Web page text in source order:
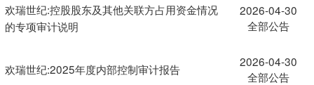
欢瑞世纪:控股股东及其他关联方占用资金情况
的专项审计说明
2026-04-30
全部公告
欢瑞世纪:2025年度内部控制审计报告
2026-04-30
全部公告